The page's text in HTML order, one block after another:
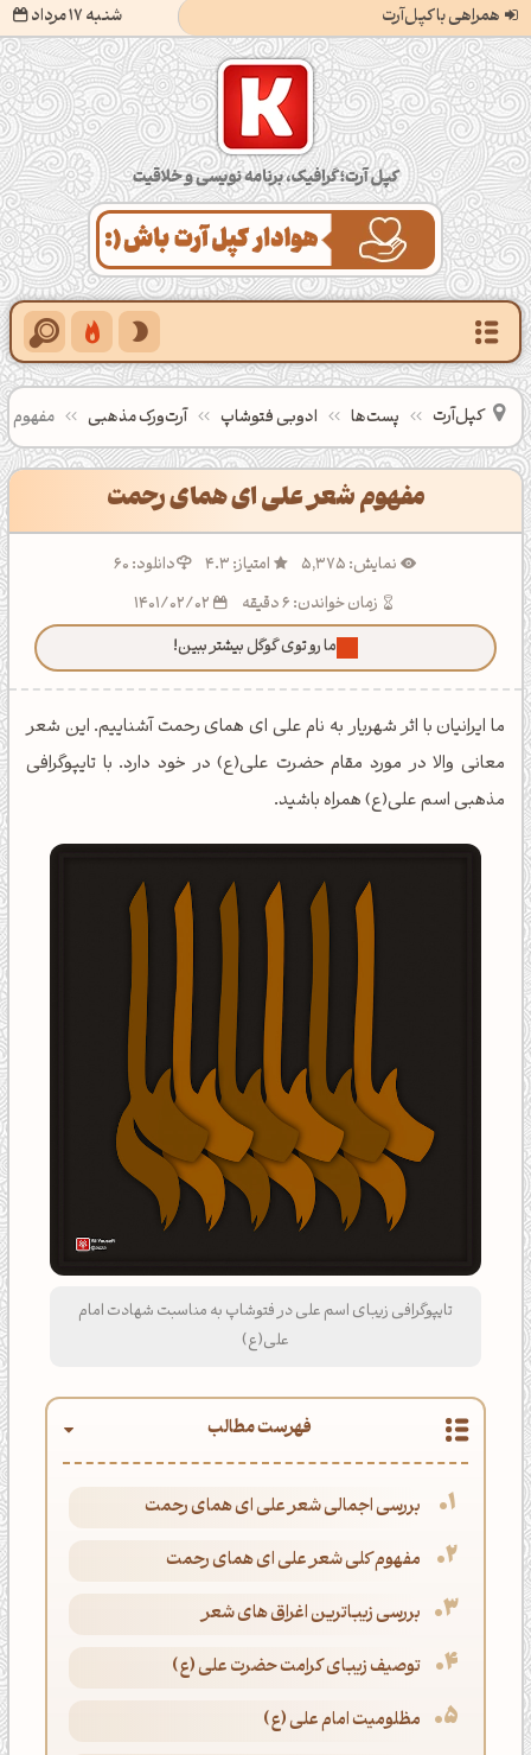
همراهی با کپل‌آرت شنبه 17 مرداد کپل‌آرت؛ گرافیک، برنامه‌نویسی و خلاقیت
کپل‌آرت پست‌ها ادوبی فتوشاپ آرت‌ورک مذهبی مفهوم
مفهوم شعر علی ای همای رحمت
نمایش: 5,375 امتیاز: 4.3
دانلود: 60
زمان خواندن: 6 دقیقه
ما رو توی گوگل بیشتر ببین!
ما ایرانیان با اثر شهریار به نام علی ای همای رحمت آشناییم. این شعر
معانی والا در مورد مقام حضرت علی(ع) در خود دارد. با تایپوگرافی
مذهبی اسم علی(ع) همراه باشید.
تایپوگرافی زیبای اسم علی در فتوشاپ به مناسبت شهادت امام
علی(ع)
فهرست مطالب
بررسی اجمالی شعر علی ای همای رحمت
مفهوم کلی شعر علی ای همای رحمت
بررسی زیباترین اغراق های شعر
توصیف زیبای کرامت حضرت علی (ع)
مظلومیت امام علی (ع)